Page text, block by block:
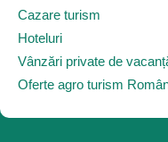
Cazare turism
Hoteluri
Vânzări private de
Oferte agro turism